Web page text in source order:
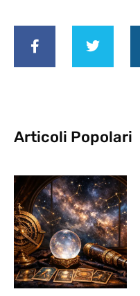
Articoli Popolari